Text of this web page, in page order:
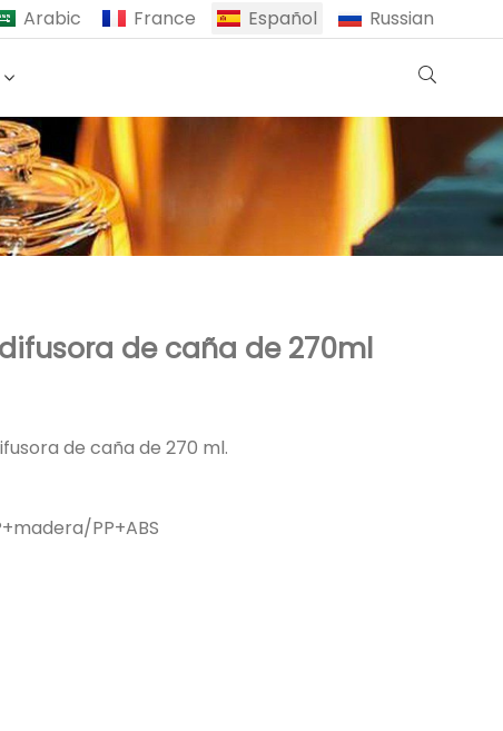
Arabic France Español Russian
de caña de 270ml
de caña de 270 ml.
PP+ABS